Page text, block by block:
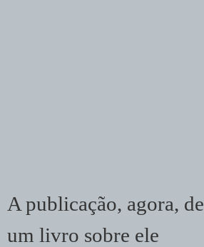
A publicação, agora, de
um livro sobre ele